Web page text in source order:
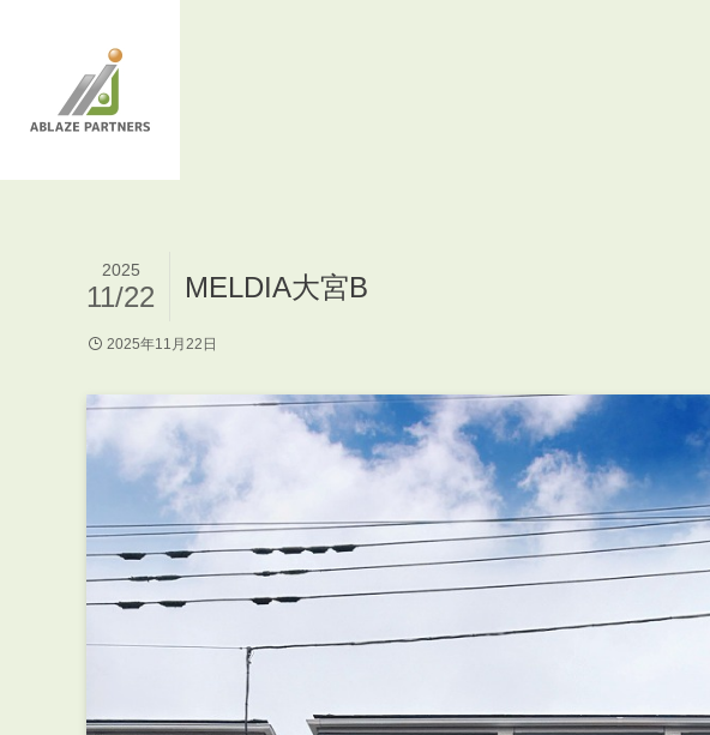
MELDIA大宮B
2025
11/22
2025年11月22日